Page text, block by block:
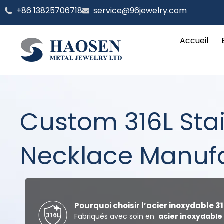
Aller
au
‪+86 13825706718 service@96jewelry.com
Accueil
Custom 316L
Necklace
Pourquoi choisir l’acier inoxydable
Fabriqués avec soin en acier inoxydable